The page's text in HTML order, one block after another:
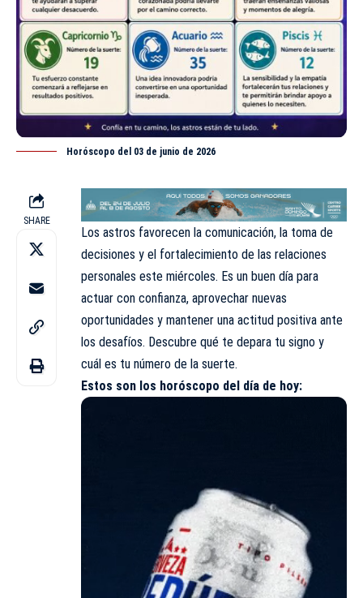
Horóscopo del 03 de junio de 2026
SHARE
Los astros favorecen la comunicación, la toma de
decisiones y el fortalecimiento de las relaciones
personales este miércoles. Es un buen día para
actuar con confianza, aprovechar nuevas
oportunidades y mantener una actitud positiva ante
los desafíos. Descubre qué te depara tu signo y
cuál es tu número de la suerte.
Estos son los horóscopo del día de hoy: